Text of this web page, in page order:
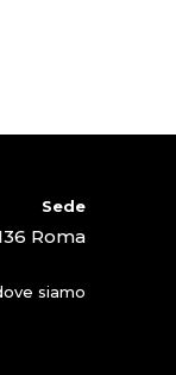
Sede
Roma
siamo